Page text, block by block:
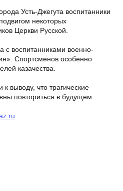
Усть-Джегута воспитанники
некоторых
Церкви Русской.
воспитанниками военно-
Спортсменов особенно
казачества.
выводу, что трагические
повториться в будущем.